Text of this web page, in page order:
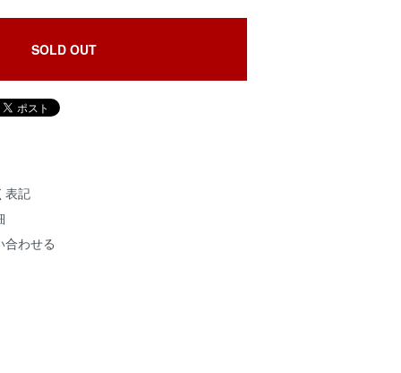
SOLD OUT
表記
合わせる